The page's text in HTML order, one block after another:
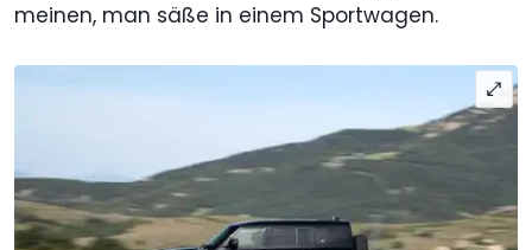
meinen, man säße in einem Sportwagen.